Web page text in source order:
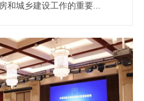
和城乡建设工作的重要...